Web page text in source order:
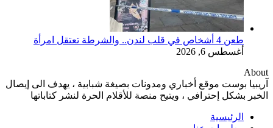
طعن 4 أشخاص في قلب لندن.. والشرطة تعتقل امرأة
أغسطس 6, 2026
About
آريبيا بوست موقع أخباري ومدونات بصيغة شبابية ، يهدف الى إيصال
الخبر بشكل إحترافي ، ويتيح منصة للأقلام الحرة لنشر كتاباتها
الرئيسية